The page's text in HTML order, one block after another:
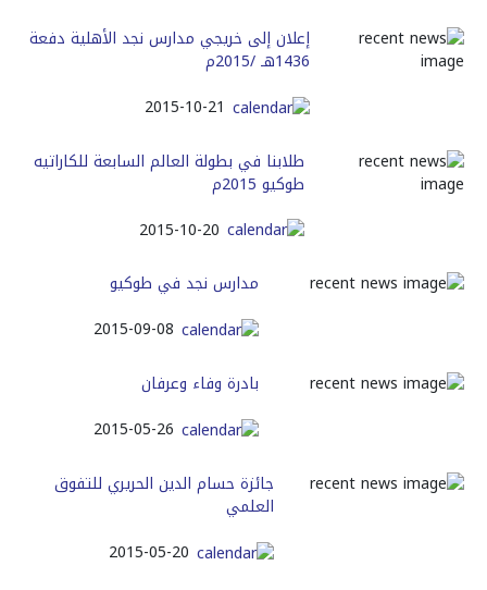
إعلان إلى خريجي مدارس نجد الأهلية دفعة
1436هـ /2015م
2015-10-21
طلابنا في بطولة العالم السابعة للكاراتيه
طوكيو 2015م
2015-10-20
مدارس نجد في طوكيو
2015-09-08
بادرة وفاء وعرفان
2015-05-26
جائزة حسام الدين الحريري للتفوق
العلمي
2015-05-20